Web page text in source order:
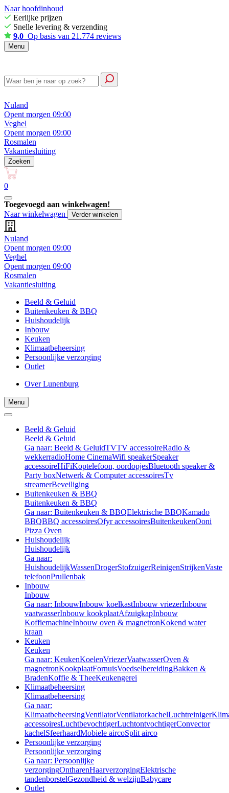
Naar hoofdinhoud
Eerlijke prijzen
Snelle levering & verzending
9,0 Op basis van 21.774 reviews
Menu
Nuland
Opent morgen 09:00
Veghel
Opent morgen 09:00
Rosmalen
Vakantiesluiting
Zoeken
0
Toegevoegd aan winkelwagen!
Naar winkelwagen
Verder winkelen
Nuland
Opent morgen 09:00
Veghel
Opent morgen 09:00
Rosmalen
Vakantiesluiting
Beeld & Geluid
Buitenkeuken & BBQ
Huishoudelijk
Inbouw
Keuken
Klimaatbeheersing
Persoonlijke verzorging
Outlet
Over Lunenburg
Menu
Beeld & Geluid
Beeld & Geluid
Ga naar: Beeld & GeluidTVTV accessoireRadio &
wekkerradioHome CinemaWifi speakerSpeaker
accessoireHiFiKoptelefoon, oordopjesBluetooth speaker &
Party boxNetwerk & Computer accessoiresTv
streamerBeveiliging
Buitenkeuken & BBQ
Buitenkeuken & BBQ
Ga naar: Buitenkeuken & BBQElektrische BBQKamado
BBQBBQ accessoiresOfyr accessoiresBuitenkeukenOoni
Pizza Oven
Huishoudelijk
Huishoudelijk
Ga naar:
HuishoudelijkWassenDrogerStofzuigerReinigenStrijkenVaste
telefoonPrullenbak
Inbouw
Inbouw
Ga naar: InbouwInbouw koelkastInbouw vriezerInbouw
vaatwasserInbouw kookplaatAfzuigkapInbouw
KoffiemachineInbouw oven & magnetronKokend water
kraan
Keuken
Keuken
Ga naar: KeukenKoelenVriezerVaatwasserOven &
magnetronKookplaatFornuisVoedselbereidingBakken &
BradenKoffie & TheeKeukengerei
Klimaatbeheersing
Klimaatbeheersing
Ga naar:
KlimaatbeheersingVentilatorVentilatorkachelLuchtreiniger
accessoiresLuchtbevochtigerLuchtontvochtigerConvector
kachelSfeerhaardMobiele aircoSplit airco
Persoonlijke verzorging
Persoonlijke verzorging
Ga naar: Persoonlijke
verzorgingOntharenHaarverzorgingElektrische
tandenborstelGezondheid & welzijnBabycare
Outlet